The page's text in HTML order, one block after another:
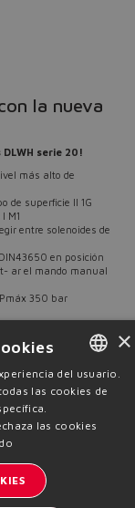
la nueva
DLWH serie 20!
más alto de
de superficie II 1G
M1
entre solenoides de
en posición
ar el mando manual
350 bar
ENGLISH
ITALIAN
×
del usuario.
las cookies de
las cookies